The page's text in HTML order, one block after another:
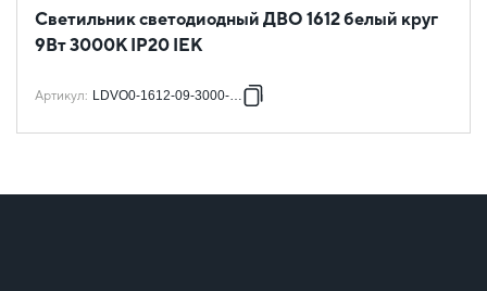
Светильник светодиодный ДВО 1612 белый круг
9Вт 3000К IP20 IEK
Артикул: LDVO0-1612-09-3000-K01